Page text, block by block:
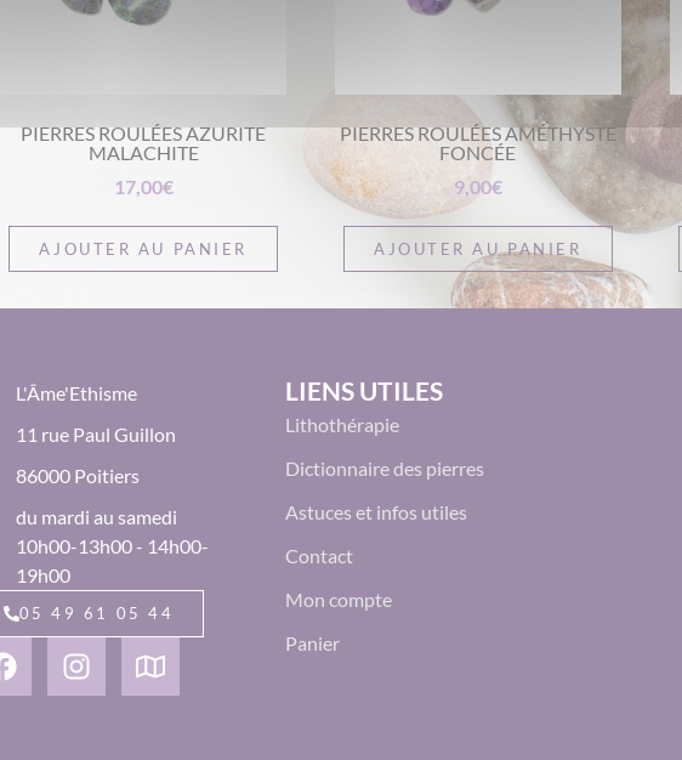
PIERRES ROULÉES AZURITE
MALACHITE
17,00€
AJOUTER AU PANIER
PIERRES ROULÉES AMÉTHYSTE
FONCÉE
9,00€
AJOUTER AU PANIER
L'Âme'Ethisme
11 rue Paul Guillon
86000 Poitiers
du mardi au samedi
10h00-13h00 - 14h00-
19h00
05 49 61 05 44
LIENS UTILES
Lithothérapie
Dictionnaire des pierres
Astuces et infos utiles
Contact
Mon compte
Panier